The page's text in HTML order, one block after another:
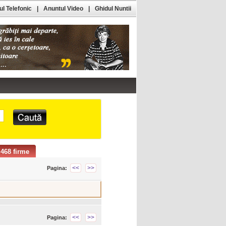
468 firme
Pagina: << >>
Pagina: << >>
Telefonic Anuntul Video Ghidul Nuntii